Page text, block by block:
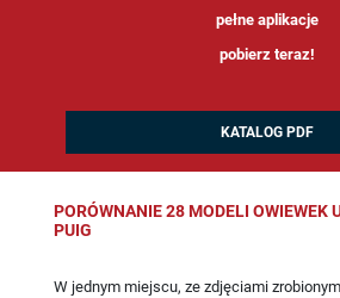
pełne aplikacje
pobierz teraz!
KATALOG PDF
PORÓWNANIE 28 MODELI OWIEWEK
PUIG
W jednym miejscu, ze zdjęciami